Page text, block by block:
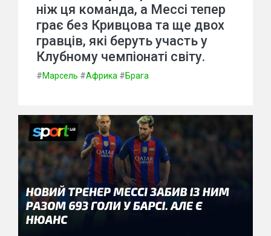
ніж ця команда, а Мессі тепер
грає без Кривцова та ще двох
гравців, які беруть участь у
Клубному чемпіонаті світу.
#Марсель #Африка #Брага